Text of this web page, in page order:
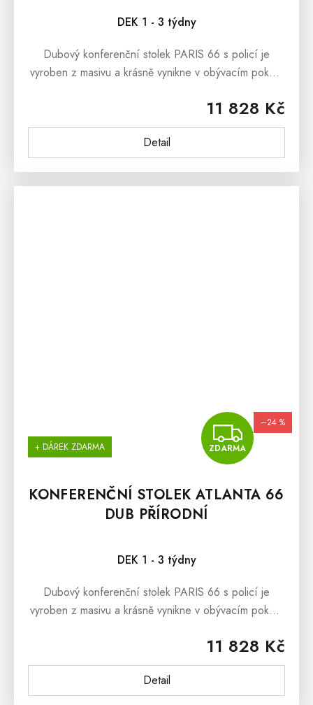
DEK 1 - 3 týdny
11 828 Kč
Detail
Dubový konferenční stolek PARIS 66 s policí je
vyroben z masivu a krásně vynikne v obývacím pokoji,
+ DÁREK ZDARMA ZDARMA
–24 %
KONFERENČNÍ STOLEK ATLANTA 66
DUB PŘÍRODNÍ
DEK 1 - 3 týdny
11 828 Kč
Detail
Dubový konferenční stolek PARIS 66 s policí je
vyroben z masivu a krásně vynikne v obývacím pokoji,
ve variantě dub přírodní...